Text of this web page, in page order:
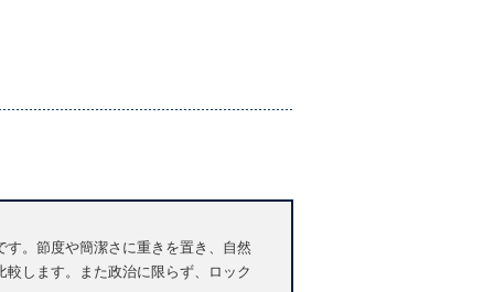
。節度や簡潔さに重きを置き、自然
します。また政治に限らず、ロック